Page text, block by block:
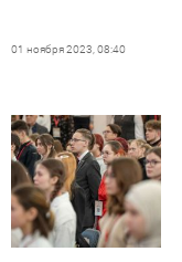
01 ноября 2023, 08:40